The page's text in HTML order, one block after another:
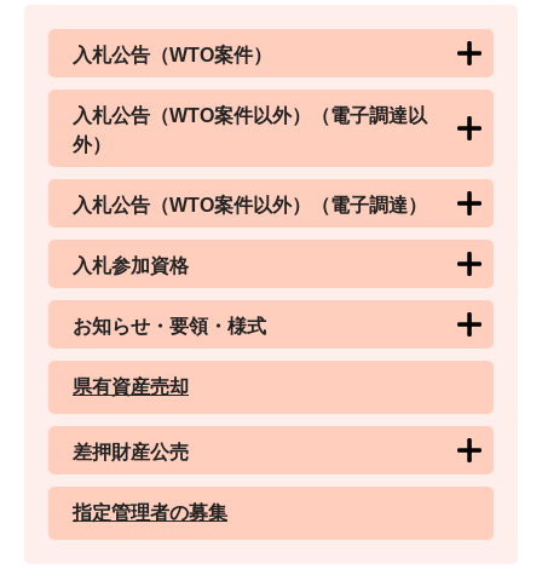
入札公告（WTO案件）
入札公告（WTO案件以外）（電子調達以
外）
入札公告（WTO案件以外）（電子調達）
入札参加資格
お知らせ・要領・様式
県有資産売却
差押財産公売
指定管理者の募集